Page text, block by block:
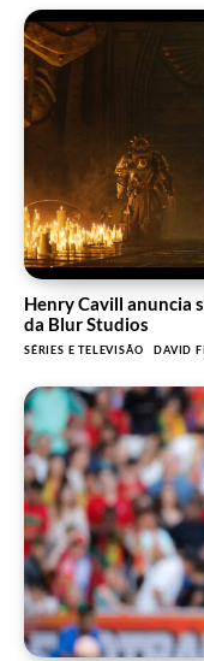
Henry Cavill anuncia
da Blur Studios
SÉRIES E TELEVISÃO DAVID